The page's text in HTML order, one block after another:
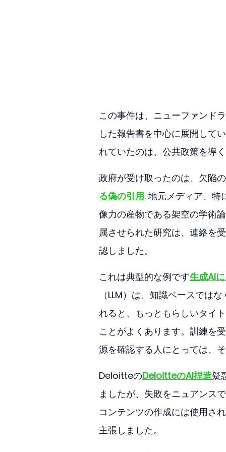
この事件は、ニューファンド
した報告書を中心に展開して
れていたのは、公共政策を導
政府が受け取ったのは、欠陥の
る偽の引用. 地元メディア、特
像力の産物である架空の学術
属させられた研究は、連絡を
認しました。
これは典型的な例です生成AI
（LLM）は、知識ベースでは
れると、もっともらしいタイ
ことがよくあります。訓練を
源を確認する人にとっては、
DeloitteのDeloitteのAI捏造疑
ましたが、失敗をニュアンス
コンテンツの作成には使用さ
主張しました。